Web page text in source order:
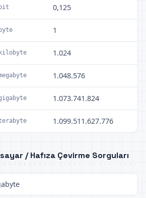
bit 0,125
byte 1
kilobyte 1.024
1.048.576
1.073.741.824
1.099.511.627.776
/ Hafıza Çevirme Sorguları